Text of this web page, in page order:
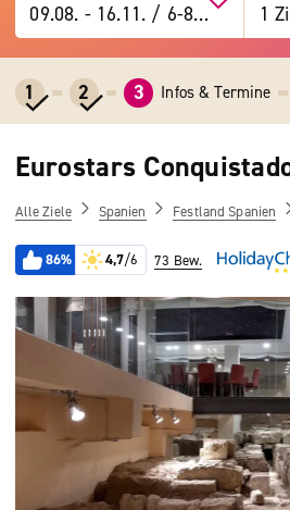
09.08. -16.11. / 6-8 Tage
1 2 3 Infos & Termine
Eurostars
Alle Ziele Spanien Festland Spanien
86% 4,7/6 73 Bew.